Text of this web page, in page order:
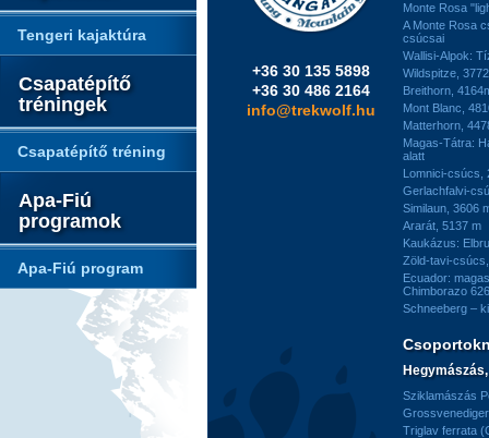
Tengeri kajaktúra
Csapatépítő
tréningek
Csapatépítő tréning
Apa-Fiú
programok
Apa-Fiú program
+36 30 135 5898
+36 30 486 2164
info@trekwolf.hu
Monte Rosa
A Monte Rosa
csúcsai
Wallisi-Alpok:
Wildspitze,
Breithorn,
Mont Blanc,
Matterhorn,
Magas-Tátra:
alatt
Lomnici-csúcs,
Gerlachfalvi-
Similaun, 3606
Ararát, 5137 m
Kaukázus:
Zöld-tavi-
Ecuador:
Chimborazo
Schneeberg –
Sziklamászás
Triglav ferrata